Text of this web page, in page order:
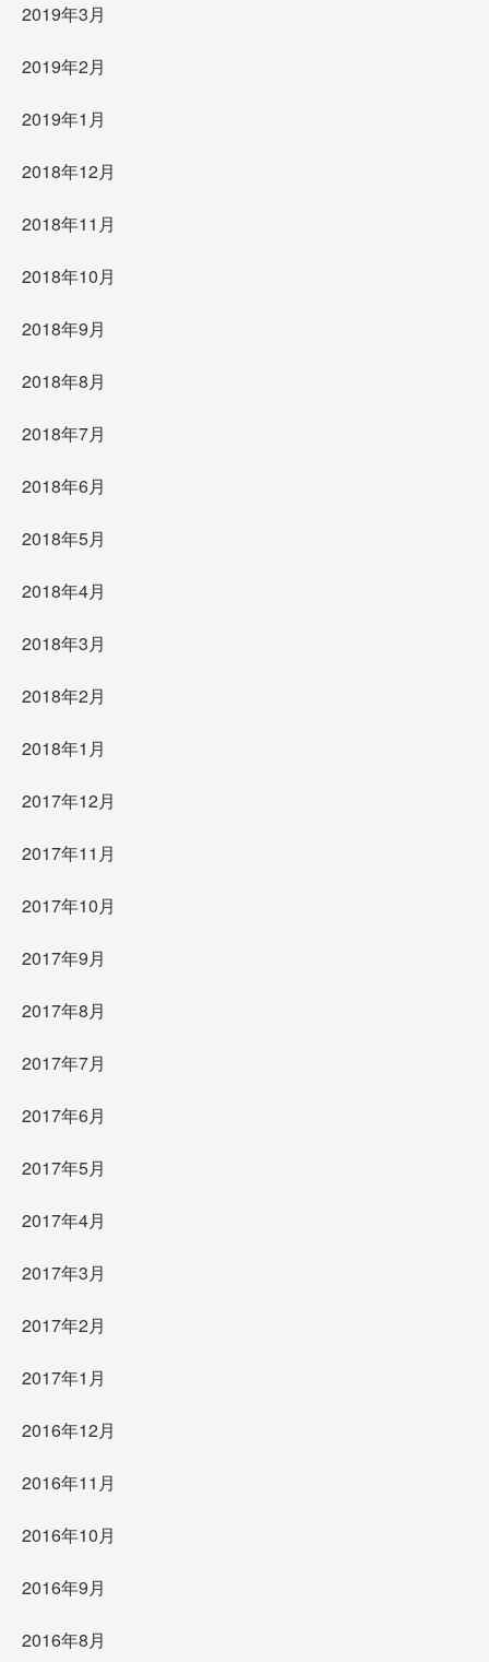
2019年3月
2019年2月
2019年1月
2018年12月
2018年11月
2018年10月
2018年9月
2018年8月
2018年7月
2018年6月
2018年5月
2018年4月
2018年3月
2018年2月
2018年1月
2017年12月
2017年11月
2017年10月
2017年9月
2017年8月
2017年7月
2017年6月
2017年5月
2017年4月
2017年3月
2017年2月
2017年1月
2016年12月
2016年11月
2016年10月
2016年9月
2016年8月